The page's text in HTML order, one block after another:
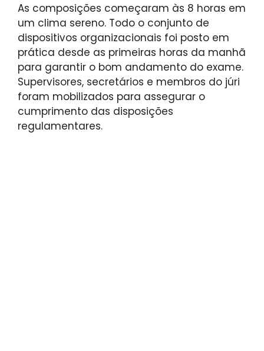
As composições começaram às 8 horas em
um clima sereno. Todo o conjunto de
dispositivos organizacionais foi posto em
prática desde as primeiras horas da manhã
para garantir o bom andamento do exame.
Supervisores, secretários e membros do júri
foram mobilizados para assegurar o
cumprimento das disposições
regulamentares.